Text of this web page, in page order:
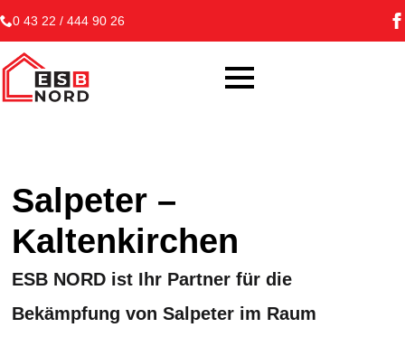
0 43 22 / 444 90 26
Salpeter –
Kaltenkirchen
ESB NORD ist Ihr Partner für die
Bekämpfung von Salpeter im Raum